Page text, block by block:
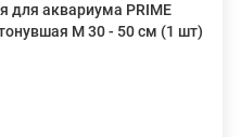
питательных
для аквариума PRIME
M 30 - 50 см (1 шт)